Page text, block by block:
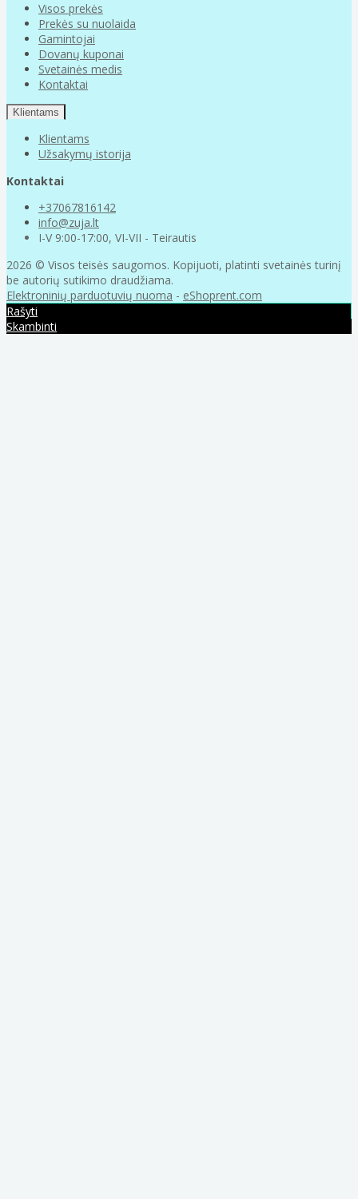
Visos prekės
Prekės su nuolaida
Gamintojai
Dovanų kuponai
Svetainės medis
Kontaktai
Klientams
Klientams
Užsakymų istorija
Kontaktai
+37067816142
info@zuja.lt
I-V 9:00-17:00, VI-VII - Teirautis
2026 © Visos teisės saugomos. Kopijuoti, platinti svetainės turinį
be autorių sutikimo draudžiama.
Elektroninių parduotuvių nuoma - eShoprent.com
Rašyti
Skambinti